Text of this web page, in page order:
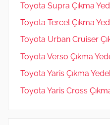
Toyota Supra Çıkma
Toyota Tercel Çıkma
Toyota Urban Cruiser
Toyota Verso Çıkma
Toyota Yaris Çıkma
Toyota Yaris Cross